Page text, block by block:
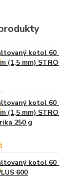
kotol
(1,5 mm)
kotol
(1,5 mm)
250 g
kotol 60
600